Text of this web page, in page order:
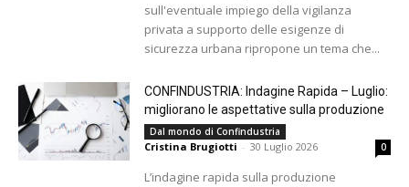
sull'eventuale impiego della vigilanza
privata a supporto delle esigenze di
sicurezza urbana ripropone un tema che...
CONFINDUSTRIA: Indagine Rapida – Luglio:
migliorano le aspettative sulla produzione
Dal mondo di Confindustria
Cristina Brugiotti - 30 Luglio 2026 0
L’indagine rapida sulla produzione